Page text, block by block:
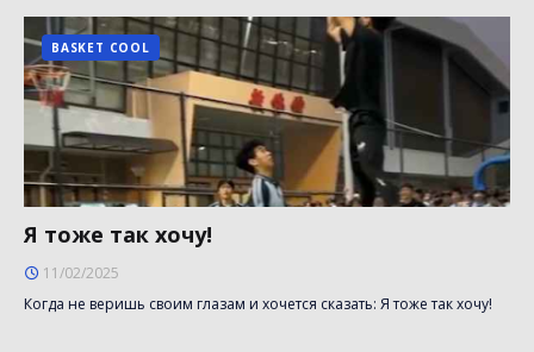
BASKET COOL
Я тоже так хочу!
11/02/2025
Когда не веришь своим глазам и хочется сказать: Я тоже так хочу!